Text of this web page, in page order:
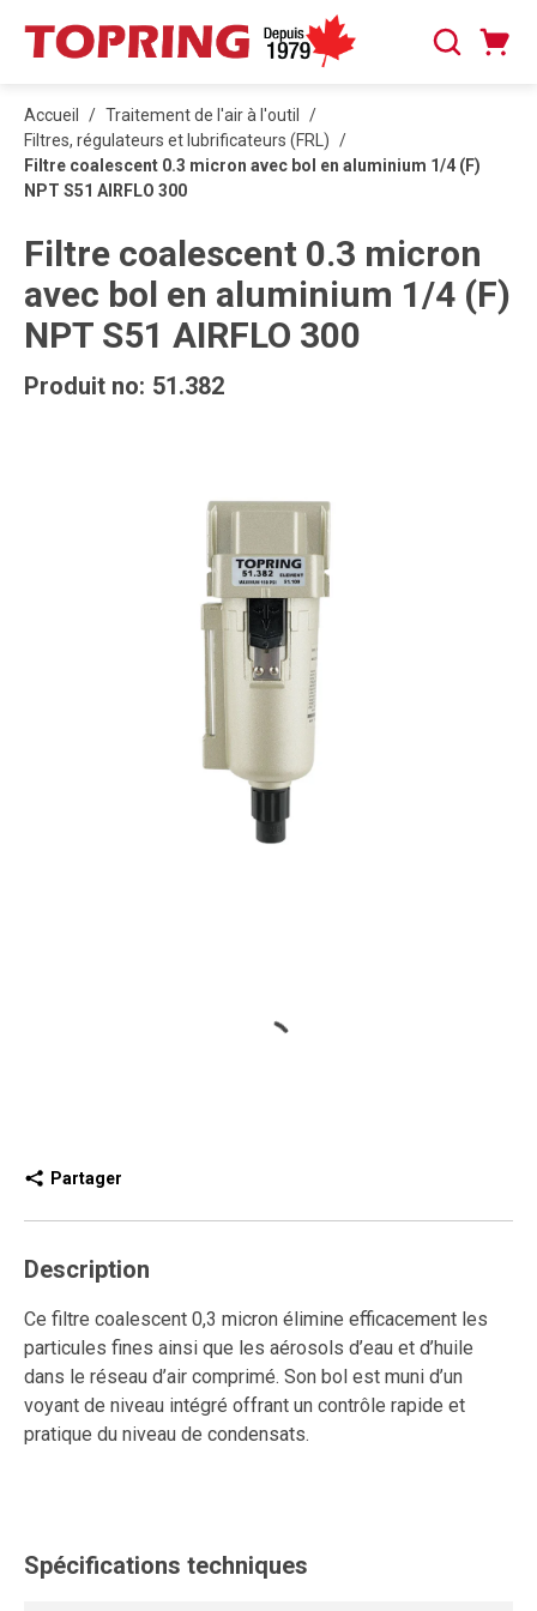
PASSER AU CONTENU PRINCIPAL
Recherche
Accueil / Traitement de l'air à l'outil
/
Filtres, régulateurs et lubrificateurs (FRL) /
Filtre coalescent 0.3 micron avec bol en aluminium 1/4 (F)
NPT S51 AIRFLO 300
Filtre coalescent 0.3 micron
avec bol en aluminium 1/4 (F)
NPT S51 AIRFLO 300
Produit no: 51.382
Partager
Description
Ce filtre coalescent 0,3 micron élimine efficacement les
particules fines ainsi que les aérosols d’eau et d’huile
dans le réseau d’air comprimé. Son bol est muni d’un
voyant de niveau intégré offrant un contrôle rapide et
pratique du niveau de condensats.
Spécifications techniques